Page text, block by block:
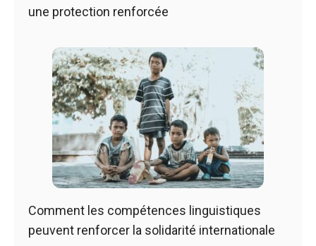
une protection renforcée
Comment les compétences linguistiques
peuvent renforcer la solidarité internationale